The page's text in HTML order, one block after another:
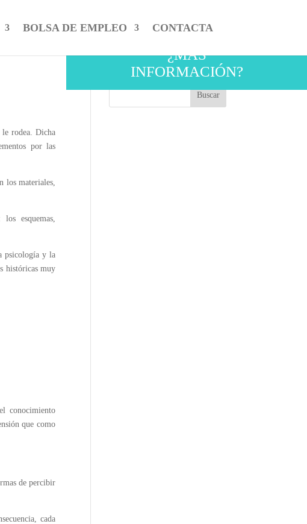
BOLSA DE EMPLEO CONTACTA
rodea. Dicha
por las
los materiales,
esquemas,
psicología y la
históricas muy
conocimiento
que como
de percibir
cada
¿MÁS
INFORMACIÓN?